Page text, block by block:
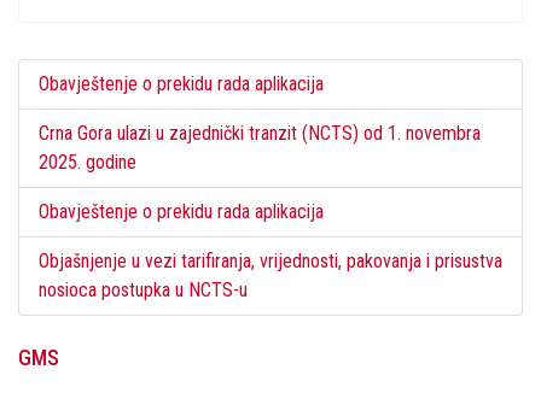
Obavještenje o prekidu rada aplikacija
Crna Gora ulazi u zajednički tranzit (NCTS) od 1. novembra
2025. godine
Obavještenje o prekidu rada aplikacija
Objašnjenje u vezi tarifiranja, vrijednosti, pakovanja i prisustva
nosioca postupka u NCTS-u
GMS